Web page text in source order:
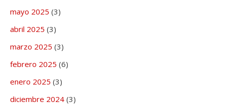
mayo 2025 (3)
abril 2025 (3)
marzo 2025 (3)
febrero 2025 (6)
enero 2025 (3)
diciembre 2024 (3)